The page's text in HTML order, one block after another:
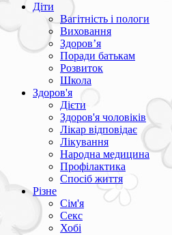
Діти
Вагітність і пологи
Виховання
Здоров’я
Поради батькам
Розвиток
Школа
Здоров'я
Дієти
Здоров'я чоловіків
Лікар відповідає
Лікування
Народна медицина
Профілактика
Спосіб життя
Різне
Сім'я
Секс
Хобі